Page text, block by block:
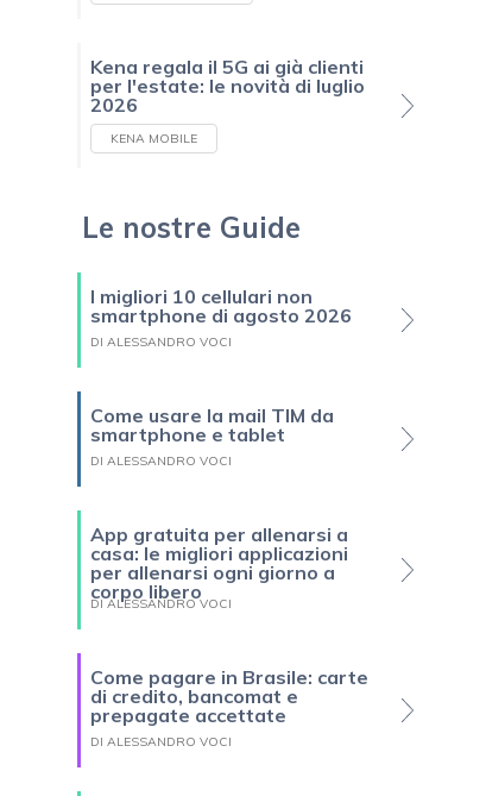
Kena regala il 5G ai già clienti
per l'estate: le novità di luglio
2026
KENA MOBILE
Le nostre Guide
I migliori 10 cellulari non
smartphone di agosto 2026
DI ALESSANDRO VOCI
Come usare la mail TIM da
smartphone e tablet
DI ALESSANDRO VOCI
App gratuita per allenarsi a
casa: le migliori applicazioni
per allenarsi ogni giorno a
corpo libero
DI ALESSANDRO VOCI
Come pagare in Brasile: carte
di credito, bancomat e
prepagate accettate
DI ALESSANDRO VOCI